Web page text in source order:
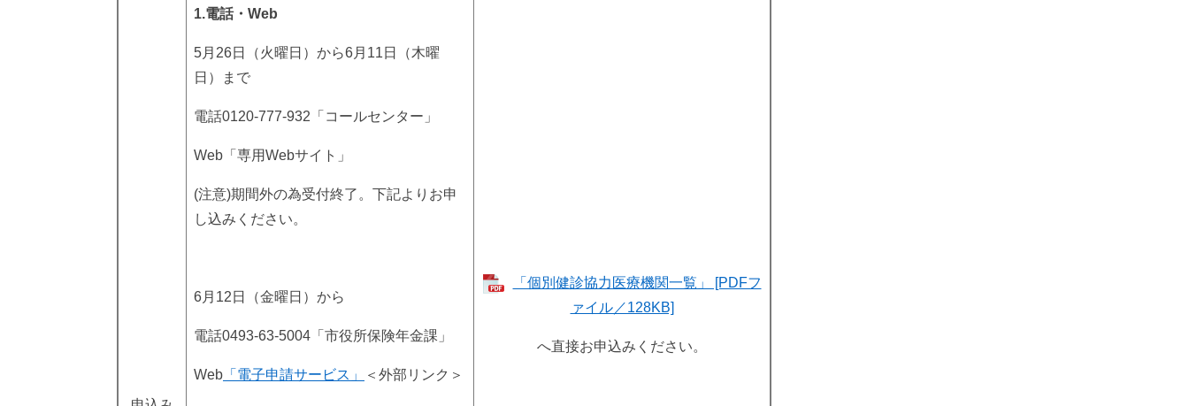
1.電話・Web
5月26日（火曜日）から6月11日（木曜
日）まで
電話0120-777-932「コールセンター」
Web「専用Webサイト」
(注意)期間外の為受付終了。下記よりお申
し込みください。
6月12日（金曜日）から
電話0493-63-5004「市役所保険年金課」
Web 「電子申請サービス」 ＜外部リンク＞
「個別健診協力医療機関一覧」 [PDFフ
ァイル／128KB]
へ直接お申込みください。